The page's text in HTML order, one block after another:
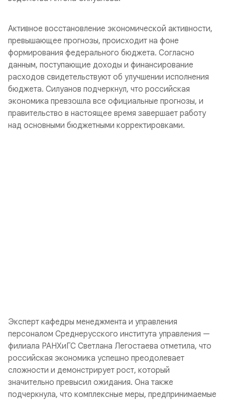
Активное восстановление экономической активности,
превышающее прогнозы, происходит на фоне
формирования федерального бюджета. Согласно
данным, поступающие доходы и финансирование
расходов свидетельствуют об улучшении исполнения
бюджета. Силуанов подчеркнул, что российская
экономика превзошла все официальные прогнозы, и
правительство в настоящее время завершает работу
над основными бюджетными корректировками.
Эксперт кафедры менеджмента и управления
персоналом Среднерусского института управления —
филиала РАНХиГС Светлана Легостаева отметила, что
российская экономика успешно преодолевает
сложности и демонстрирует рост, который
значительно превысил ожидания. Она также
подчеркнула, что комплексные меры, предпринимаемые